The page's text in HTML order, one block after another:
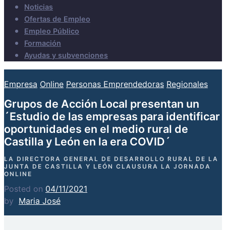
Noticias
Ofertas de Empleo
Empleo Público
Formación
Ayudas y subvenciones
Empresa Online Personas Emprendedoras Regionales
Grupos de Acción Local presentan un
´Estudio de las empresas para identificar
oportunidades en el medio rural de
Castilla y León en la era COVID´
LA DIRECTORA GENERAL DE DESARROLLO RURAL DE LA
JUNTA DE CASTILLA Y LEÓN CLAUSURA LA JORNADA
ONLINE
Posted on 04/11/2021
by Maria José